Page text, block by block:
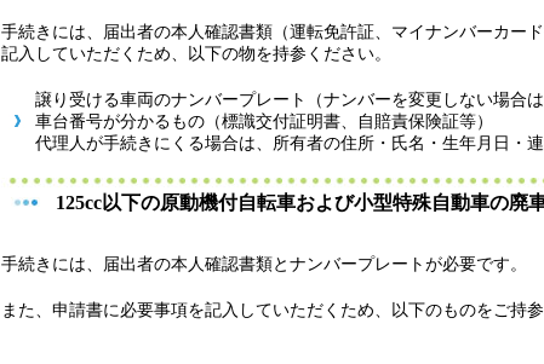
手続きには、届出者の本人確認書類（運転免許証、マイナンバーカー
記入していただくため、以下の物を持参ください。
譲り受ける車両のナンバープレート（ナンバーを変更しない場合は
車台番号が分かるもの（標識交付証明書、自賠責保険証等）
代理人が手続きにくる場合は、所有者の住所・氏名・生年月日・
125cc以下の原動機付自転車および小型特殊自動車の廃
手続きには、届出者の本人確認書類とナンバープレートが必要です。
また、申請書に必要事項を記入していただくため、以下のものをご持参